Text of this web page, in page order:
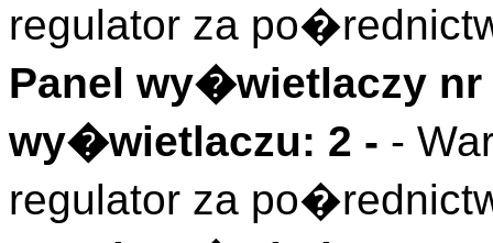
regulator za
Panel wy�wietlaczy nr
wy�wietlaczu: 2 - -
regulator za